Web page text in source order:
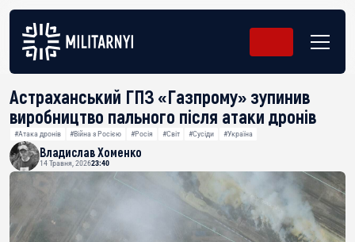
Астраханський ГПЗ «Газпрому» зупинив
виробництво пального після атаки дронів
#Атака дронів #Війна з Росією #Росія #Світ #Сусіди #Україна
Владислав Хоменко
14 Травня, 202623:40